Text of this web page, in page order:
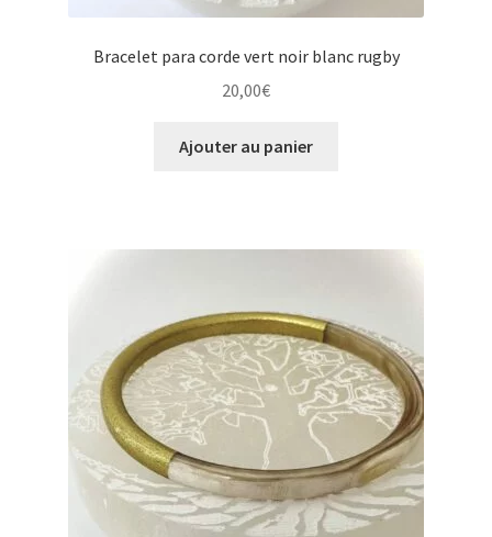
Bracelet para corde vert noir blanc rugby
20,00€
Ajouter au panier